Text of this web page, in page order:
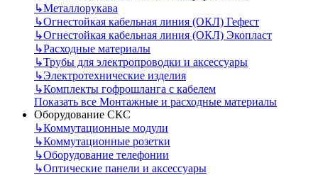
↳Металлорукава
↳Огнестойкая кабельная линия (ОКЛ) Гефест
↳Огнестойкая кабельная линия (ОКЛ) Экопласт
↳Расходные материалы
↳Трубы для электропроводки и аксессуары
↳Электротехнические изделия
↳Комплекты гофрошланга с кабелем
Показать все Монтажные и расходные материалы
Оборудование СКС
↳Коммутационные модули
↳Коммутационные розетки
↳Оборудование телефонии
↳Оптические панели и аксессуары